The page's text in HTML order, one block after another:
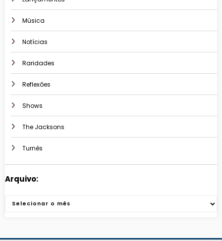
Música
Notícias
Raridades
Reflexões
Shows
The Jacksons
Turnês
Arquivo:
Arquivos